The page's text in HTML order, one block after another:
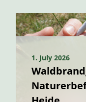
1. July 2026